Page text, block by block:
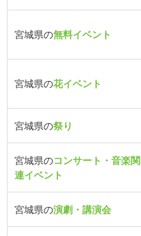
宮城県の無料イベント
宮城県の花イベント
宮城県の祭り
宮城県のコンサート・音楽関
連イベント
宮城県の演劇・講演会